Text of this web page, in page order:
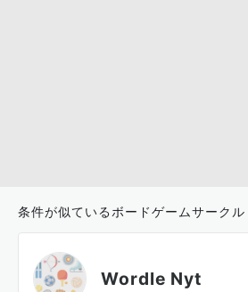
条件が似ているボードゲームサークル
Wordle Nyt